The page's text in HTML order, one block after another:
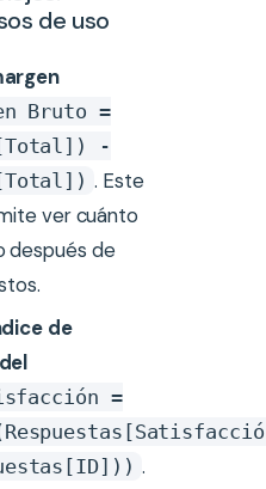
de uso
Bruto =
-
. Este
ver cuánto
después de
de
=
.